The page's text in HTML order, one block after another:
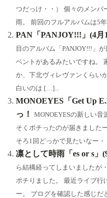
つだっけ・・） 個々のメンバ
雨。 前回のフルアルバムは5
PAN「PANJOY!!!」(4月
目のアルバム「PANJOY!!!」
ベントがあるみたいですね。
か、下北ヴィレヴァンくらい
白いのは […]...
MONOEYES「Get Up
っ！
MONOEYESの新しい音
そくポチったのが届きました
そろ1回どっかで見たいなー・
凛として時雨「es or s」
ら結構経ってしまいましたが
ポチりました。 最近ライブ行
ー。 ブログを確認した感じだ